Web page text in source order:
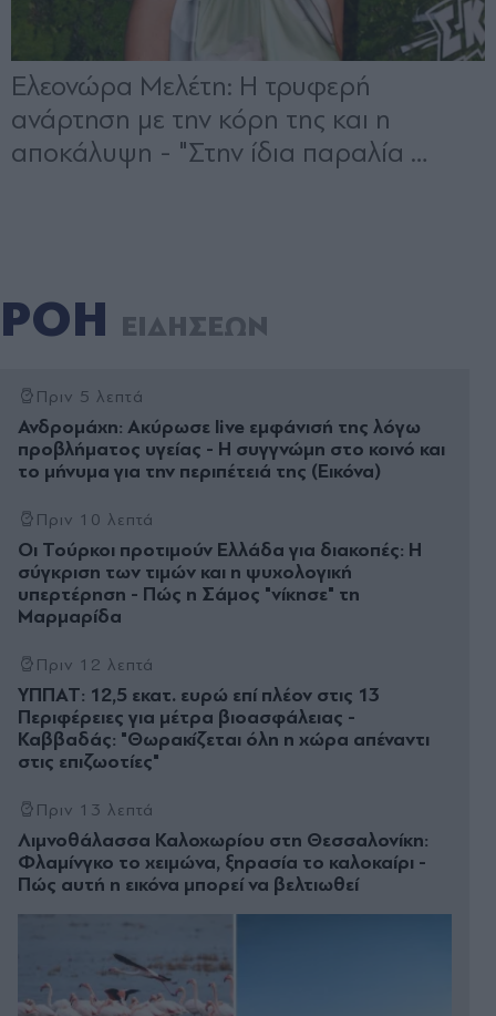
ΡΟΗ ΕΙΔΗΣΕΩΝ
Πριν 5 λεπτά
Ανδρομάχη: Ακύρωσε live εμφάνισή της λόγω
προβλήματος υγείας - Η συγγνώμη στο κοινό και
το μήνυμα για την περιπέτειά της (Εικόνα)
Πριν 10 λεπτά
Οι Τούρκοι προτιμούν Ελλάδα για διακοπές: Η
σύγκριση των τιμών και η ψυχολογική
υπερτέρηση - Πώς η Σάμος "νίκησε" τη
Μαρμαρίδα
Πριν 12 λεπτά
ΥΠΠΑΤ: 12,5 εκατ. ευρώ επί πλέον στις 13
Περιφέρειες για μέτρα βιοασφάλειας -
Καββαδάς: "Θωρακίζεται όλη η χώρα απέναντι
στις επιζωοτίες"
Πριν 13 λεπτά
Λιμνοθάλασσα Καλοχωρίου στη Θεσσαλονίκη:
Φλαμίνγκο το χειμώνα, ξηρασία το καλοκαίρι -
Πώς αυτή η εικόνα μπορεί να βελτιωθεί